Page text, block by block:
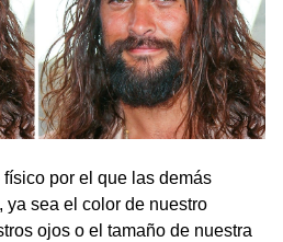
por el que las demás
ya sea el color de nuestro
ojos o el tamaño de nuestra